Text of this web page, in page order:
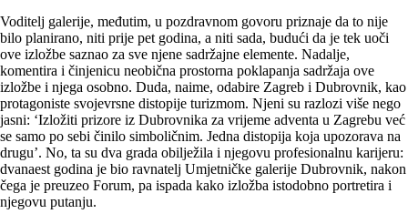
Voditelj galerije, međutim, u pozdravnom govoru priznaje da to nije
bilo planirano, niti prije pet godina, a niti sada, budući da je tek uoči
ove izložbe saznao za sve njene sadržajne elemente. Nadalje,
komentira i činjenicu neobična prostorna poklapanja sadržaja ove
izložbe i njega osobno. Duda, naime, odabire Zagreb i Dubrovnik, kao
protagoniste svojevrsne distopije turizmom. Njeni su razlozi više nego
jasni: ‘Izložiti prizore iz Dubrovnika za vrijeme adventa u Zagrebu već
se samo po sebi činilo simboličnim. Jedna distopija koja upozorava na
drugu’. No, ta su dva grada obilježila i njegovu profesionalnu karijeru:
dvanaest godina je bio ravnatelj Umjetničke galerije Dubrovnik, nakon
čega je preuzeo Forum, pa ispada kako izložba istodobno portretira i
njegovu putanju.